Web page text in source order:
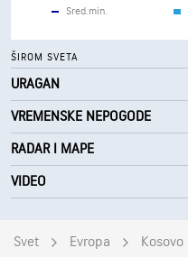
Sred.min.
ŠIROM SVETA
URAGAN
VREMENSKE NEPOGODE
RADAR I MAPE
VIDEO
Svet Evropa Kosovo